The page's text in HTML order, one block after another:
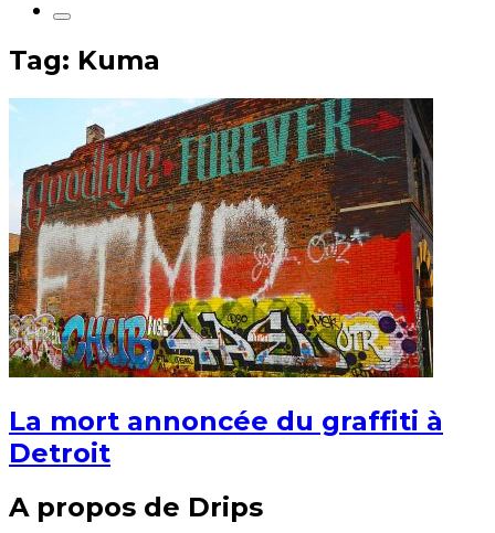
Tag: Kuma
La mort annoncée du graffiti à
Detroit
A propos de Drips